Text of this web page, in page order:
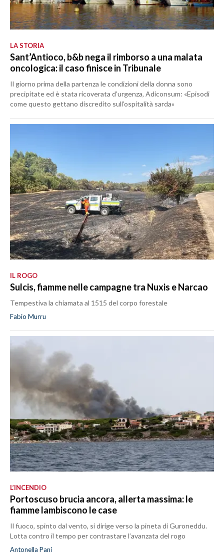
LA STORIA
Sant’Antioco, b&b nega il rimborso a una malata
oncologica: il caso finisce in Tribunale
Il giorno prima della partenza le condizioni della donna sono
precipitate ed è stata ricoverata d’urgenza, Adiconsum: «Episodi
come questo gettano discredito sull’ospitalità sarda»
IL ROGO
Sulcis, fiamme nelle campagne tra Nuxis e Narcao
Tempestiva la chiamata al 1515 del corpo forestale
Fabio Murru
L’INCENDIO
Portoscuso brucia ancora, allerta massima: le
fiamme lambiscono le case
Il fuoco, spinto dal vento, si dirige verso la pineta di Guroneddu.
Lotta contro il tempo per contrastare l’avanzata del rogo
Antonella Pani